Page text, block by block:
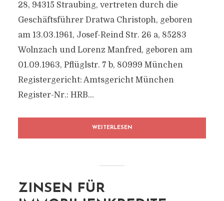
28, 94315 Straubing, vertreten durch die
Geschäftsführer Dratwa Christoph, geboren
am 13.03.1961, Josef-Reind Str. 26 a, 85283
Wolnzach und Lorenz Manfred, geboren am
01.09.1963, Pflüglstr. 7 b, 80999 München
Registergericht: Amtsgericht München
Register-Nr.: HRB...
WEITERLESEN
ZINSEN FÜR